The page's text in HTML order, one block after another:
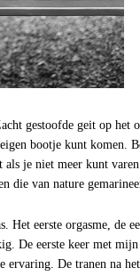
gestoofde geit op het
bootje kunt komen.
je niet meer kunt
die van nature
Het eerste orgasme, de
De eerste keer met
ervaring. De tranen na